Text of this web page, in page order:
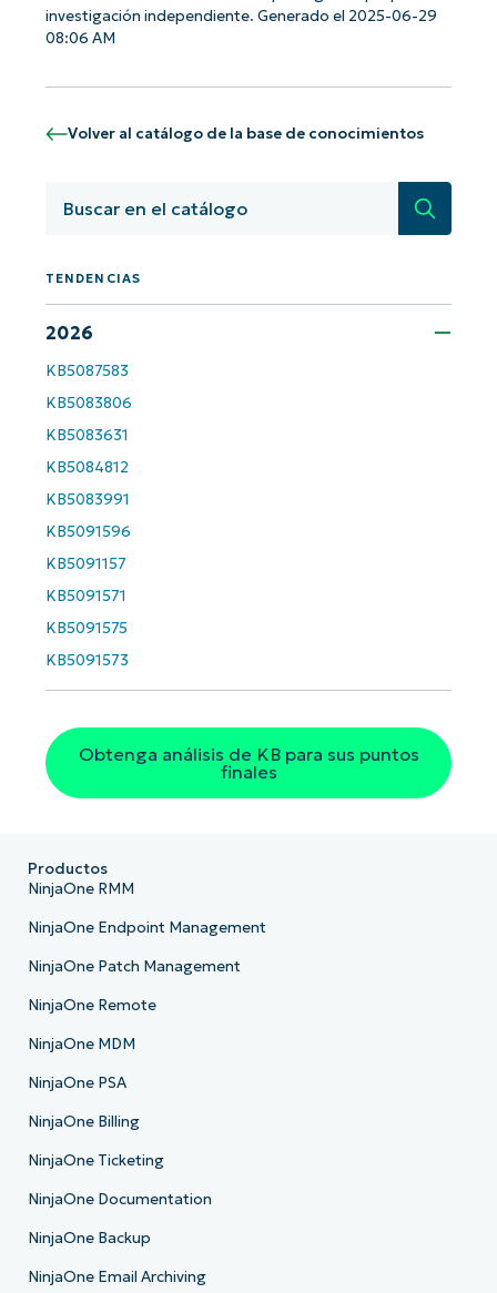
investigación independiente. Generado el 2025-06-29
08:06 AM
Volver al catálogo de la base de conocimientos
TENDENCIAS
2026
KB5087583
KB5083806
KB5083631
KB5084812
KB5083991
KB5091596
KB5091157
KB5091571
KB5091575
KB5091573
Obtenga análisis de KB para sus puntos
finales
basados en IA de NinjaOne!
name*
number*
País
Company
name*
Productos
NinjaOne RMM
NinjaOne Endpoint Management
NinjaOne Patch Management
NinjaOne Remote
NinjaOne MDM
NinjaOne PSA
NinjaOne Billing
NinjaOne Ticketing
NinjaOne Documentation
NinjaOne Backup
NinjaOne Email Archiving